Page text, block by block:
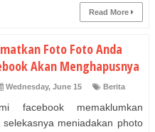
Read More
Foto Foto Anda
Akan Menghapusnya
Wednesday, June 15 Berita
facebook memaklumkan
meniadakan photo